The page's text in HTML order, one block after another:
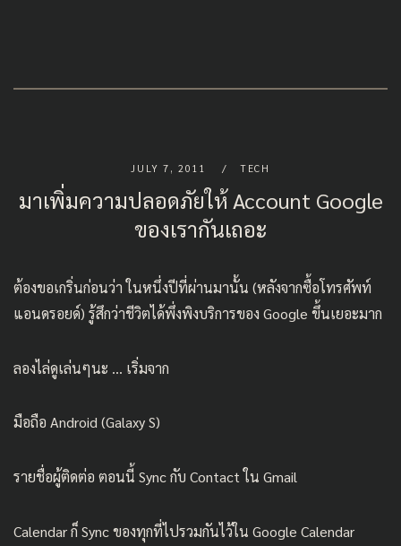
JULY 7, 2011 TECH
มาเพิ่มความปลอดภัยให้ Account Google
ของเรากันเถอะ
ต้องขอเกริ่นก่อนว่า ในหนึ่งปีที่ผ่านมานั้น (หลังจากซื้อโทรศัพท์
แอนดรอยด์) รู้สึกว่าชีวิตได้พึ่งพิงบริการของ Google ขึ้นเยอะมาก
ลองไล่ดูเล่นๆนะ … เริ่มจาก
มือถือ Android (Galaxy S)
รายชื่อผู้ติดต่อ ตอนนี้ Sync กับ Contact ใน Gmail
Calendar ก็ Sync ของทุกที่ไปรวมกันไว้ใน Google Calendar